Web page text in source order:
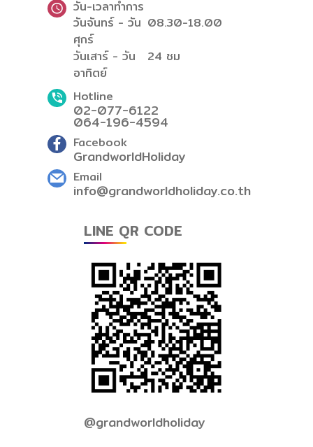
วัน-เวลาทำการ
วันจันทร์ - วัน
ศุกร์
08.30-18.00
วันเสาร์ - วัน
อาทิตย์
24 ชม
Hotline
02-077-6122
064-196-4594
Facebook
GrandworldHoliday
Email
info@grandworldholiday.co.th
LINE QR CODE
@grandworldholiday